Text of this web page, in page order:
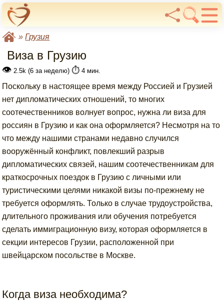
»Грузия
Виза в Грузию
👁 2.5k (6 за неделю) ⏱️ 4 мин.
Поскольку в настоящее время между Россией и Грузией
нет дипломатических отношений, то многих
соотечественников волнует вопрос, нужна ли виза для
россиян в Грузию и как она оформляется? Несмотря на то
что между нашими странами недавно случился
вооружённый конфликт, повлекший разрыв
дипломатических связей, нашим соотечественникам для
краткосрочных поездок в Грузию с личными или
туристическими целями никакой визы по-прежнему не
требуется оформлять. Только в случае трудоустройства,
длительного проживания или обучения потребуется
сделать иммиграционную визу, которая оформляется в
секции интересов Грузии, расположенной при
швейцарском посольстве в Москве.
Когда виза необходима?